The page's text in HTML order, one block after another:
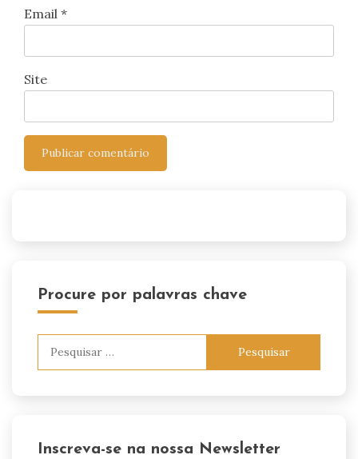
Email *
Site
Procure por palavras chave
Inscreva-se na nossa Newsletter